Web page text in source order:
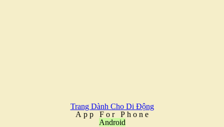
Trang Dành Cho Di Động
A p p F o r P h o n e
Android